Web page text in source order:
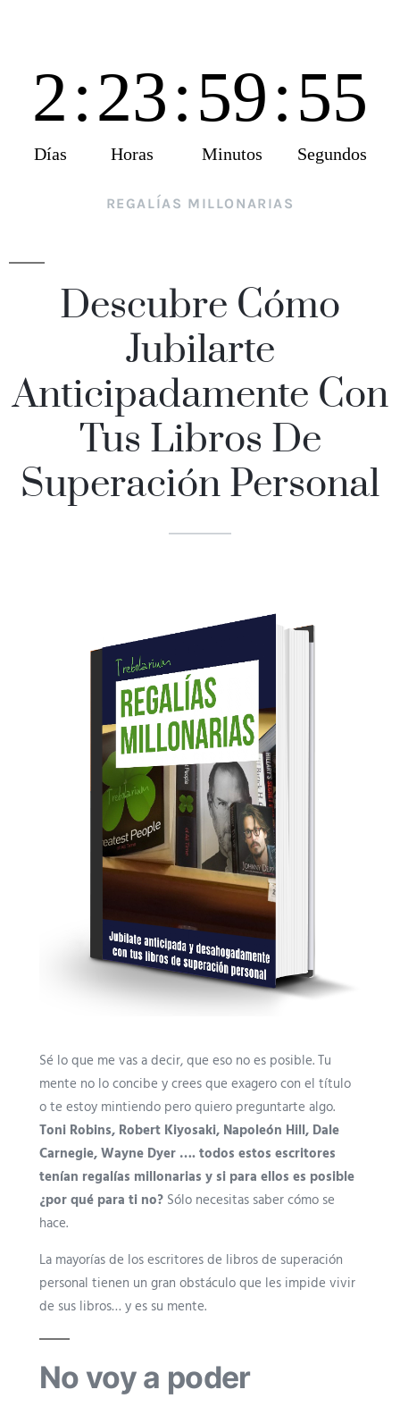
2
Días
:23
Horas
:59
Minutos
:54
Segundos
REGALÍAS MILLONARIAS
Descubre Cómo
Jubilarte
Anticipadamente Con
Tus Libros De
Superación Personal
Sé lo que me vas a decir, que eso no es posible. Tu
mente no lo concibe y crees que exagero con el título
o te estoy mintiendo pero quiero preguntarte algo.
Toni Robins, Robert Kiyosaki, Napoleón Hill, Dale
Carnegie, Wayne Dyer …. todos estos escritores
tenían regalías millonarias y si para ellos es posible
¿por qué para ti no? Sólo necesitas saber cómo se
hace.
La mayorías de los escritores de libros de superación
personal tienen un gran obstáculo que les impide vivir
de sus libros… y es su mente.
No voy a poder